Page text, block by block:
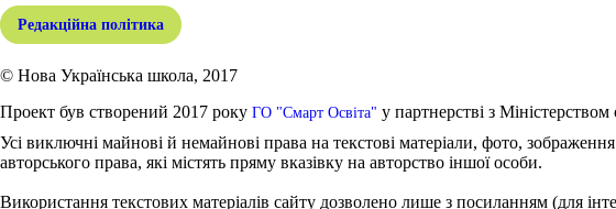
Редакційна політика
© Нова Українська школа, 2017
Проект був створений 2017 року ГО "Смарт Освіта" у партнерстві з
Усі виключні майнові й немайнові права на текстові матеріали, фото,
авторського права, які містять пряму вказівку на авторство іншої особи.
Використання текстових матеріалів сайту дозволено лише з посиланням (для